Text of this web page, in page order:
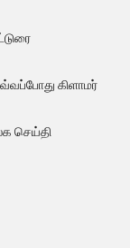
கிளாமர்
செய்தி